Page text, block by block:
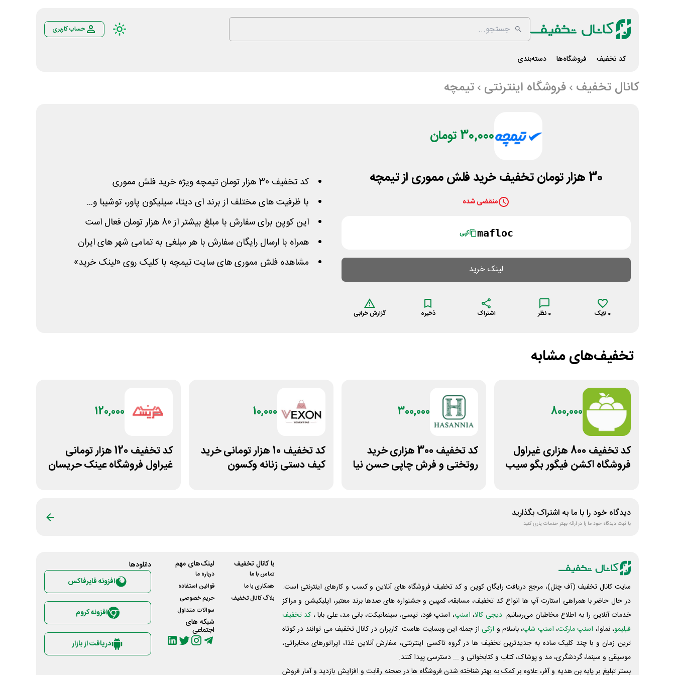
حساب کاربری
کد تخفیف فروشگاه‌ها دسته‌بندی
کانال تخفیف فروشگاه اینترنتی تیمچه
30,000 تومان
30 هزار تومان تخفیف خرید فلش مموری از تیمچه
منقضی شده
mafloc کپی
لینک خرید
0 لایک 0 نظر اشتراک ذخیره گزارش خرابی
کد تخفیف 30 هزار تومان تیمچه ویژه خرید فلش مموری
با ظرفیت های مختلف از برند ای دیتا، سیلیکون پاور، توشیبا و...
این کوپن برای سفارش با مبلغ بیشتر از 80 هزار تومان فعال است
همراه با ارسال رایگان سفارش با هر مبلغی به تمامی شهر های ایران
مشاهده فلش مموری های سایت تیمچه با کلیک روی «لینک خرید»
تخفیف‌های مشابه
800,000
کد تخفیف 800 هزاری غیراول
فروشگاه اکشن فیگور بگو سیب
300,000
کد تخفیف 300 هزاری خرید
روتختی و فرش چاپی حسن نیا
10,000
کد تخفیف 10 هزار تومانی خرید
کیف دستی زنانه وکسون
120,000
کد تخفیف 120 هزار تومانی
غیراول فروشگاه عینک حریسان
دیدگاه خود را با ما به اشتراک بگذارید
با ثبت دیدگاه خود ما را در ارائه بهتر خدمات یاری کنید
سایت کانال تخفیف (آف چنل)، مرجع دریافت رایگان کوپن و کد تخفیف فروشگاه های آنلاین و کسب و‌ کارهای اینترنتی است.
در حال حاضر با همراهی استارت آپ ها انواع کد تخفیف، مسابقه، کمپین و جشنواره های صدها برند معتبر، اپلیکیشن و مراکز
خدمات آنلاین را به اطلاع مخاطبان می‌رسانیم. دیجی کالا، اسنپ، اسنپ فود، تپسی، سینماتیکت، بانی مد، علی‌ بابا ، کد تخفیف
فیلیمو، نماوا، اسنپ مارکت، اسنپ شاپ، باسلام و ازکی از جمله این وبسایت ‌هاست. کاربران در کانال تخفیف می توانند در کوتاه
ترین زمان و با چند کلیک ساده به جدیدترین تخفیف ها در گروه تاکسی اینترنتی، سفارش آنلاین غذا، اپراتورهای مخابراتی،
موسیقی و سینما، گردشگری، مد و پوشاک، کتاب و کتابخوانی و ... دسترسی پیدا کنند.
بستر تبلیغ بر پایه بن هدیه و آفر، علاوه بر کمک به بهتر شناخته شدن فروشگاه ها در صحنه رقابت و افزایش بازدید و آمار فروش
با کانال تخفیف
تماس با ما
همکاری با ما
بلاگ کانال تخفیف
لینک‌های مهم
درباره ما
قوانین استفاده
حریم خصوصی
سوالات متداول
شبکه های
اجتماعی
دانلود‌ها
افزونه فایرفاکس
افزونه کروم
دریافت از بازار